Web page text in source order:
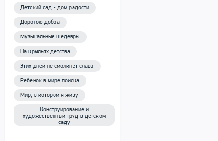
Детский сад - дом радости
Дорогою добра
Музыкальные шедевры
На крыльях детства
Этих дней не смолкнет слава
Ребенок в мире поиска
Мир, в котором я живу
Конструирование и
художественный труд в детском
саду